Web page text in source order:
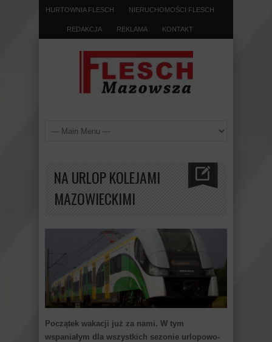
HURTOWNIA FLESCH NIERUCHOMOŚCI FLESCH
REDAKCJA REKLAMA KONTAKT
NA URLOP KOLEJAMI
MAZOWIECKIMI
Początek wakacji już za nami. W tym
wspaniałym dla wszystkich sezonie urlopowo-